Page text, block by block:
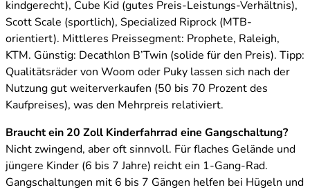
kindgerecht), Cube Kid (gutes Preis-Leistungs-Verhältnis),
Scott Scale (sportlich), Specialized Riprock (MTB-
orientiert). Mittleres Preissegment: Prophete, Raleigh,
KTM. Günstig: Decathlon B’Twin (solide für den Preis). Tipp:
Qualitätsräder von Woom oder Puky lassen sich nach der
Nutzung gut weiterverkaufen (50 bis 70 Prozent des
Kaufpreises), was den Mehrpreis relativiert.
Braucht ein 20 Zoll Kinderfahrrad eine Gangschaltung?
Nicht zwingend, aber oft sinnvoll. Für flaches Gelände und
jüngere Kinder (6 bis 7 Jahre) reicht ein 1-Gang-Rad.
Gangschaltungen mit 6 bis 7 Gängen helfen bei Hügeln und